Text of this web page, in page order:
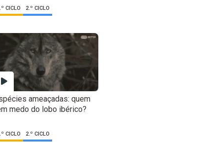
CICLO 2.º CICLO
ameaçadas: quem
medo do lobo ibérico?
CICLO 2.º CICLO